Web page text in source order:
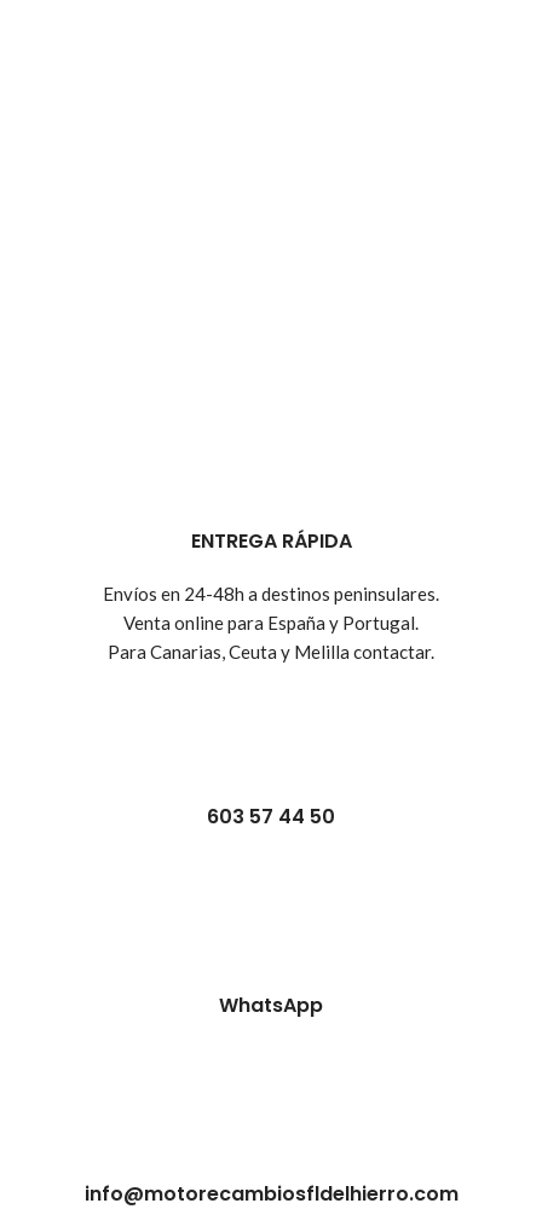
ENTREGA RÁPIDA
Envíos en 24-48h a destinos peninsulares.
Venta online para España y Portugal.
Para Canarias, Ceuta y Melilla contactar.
603 57 44 50
WhatsApp
info@motorecambiosfldelhierro.com